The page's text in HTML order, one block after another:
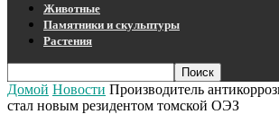
Животные
Памятники и скульптуры
Растения
Домой Новости Производитель
стал новым резидентом томской ОЭЗ